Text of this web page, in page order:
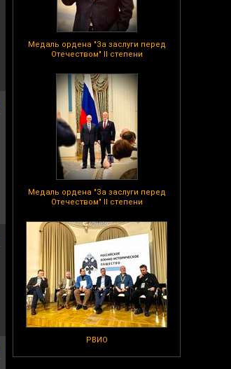
Медаль ордена "За заслуги перед
Отечеством" II степени
Медаль ордена "За заслуги перед
Отечеством" II степени
РВИО